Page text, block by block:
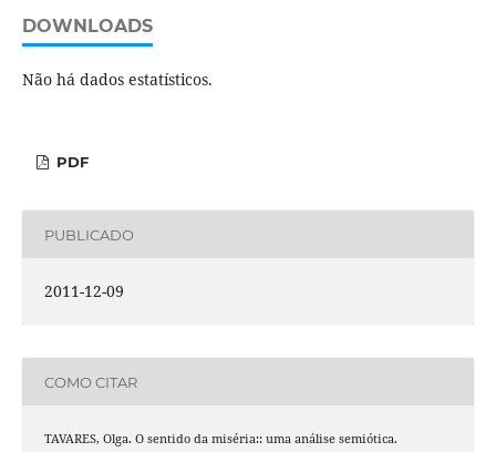
DOWNLOADS
Não há dados estatísticos.
PDF
PUBLICADO
2011-12-09
COMO CITAR
TAVARES, Olga. O sentido da miséria:: uma análise semiótica.